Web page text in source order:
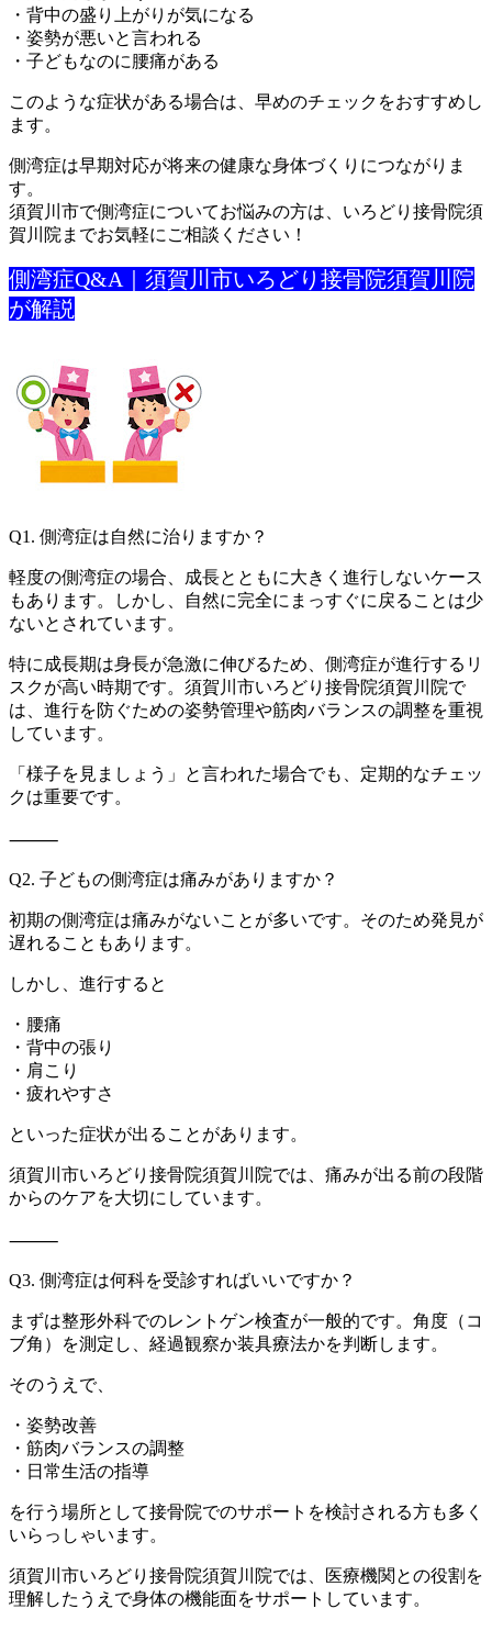
・背中の盛り上がりが気になる
・姿勢が悪いと言われる
・子どもなのに腰痛がある
このような症状がある場合は、早めのチェックをおすすめし
ます。
側湾症は早期対応が将来の健康な身体づくりにつながりま
す。
須賀川市で側湾症についてお悩みの方は、いろどり接骨院須
賀川院 までお気軽にご相談ください！
側湾症Q&A｜須賀川市いろどり接骨院須賀川院
が解説
Q1. 側湾症は自然に治りますか？
軽度の側湾症の場合、成長とともに大きく進行しないケース
もあり ます。しかし、自然に完全にまっすぐに戻ることは少
ないとされています。
特に成長期は身長が急激に伸びるため、側湾症が進行するリ
スクが高い時期です。須賀川市いろどり接骨院須賀川院で
は、進行を防ぐための姿勢管理や筋肉バランスの調整を重視
しています。
「様子を見ましょう」と言われた場合でも、定期的なチェッ
クは重要です。
⸻
Q2. 子どもの側湾症は痛みがありますか？
初期の側湾症は痛みがないことが多いです。そのため発見が
遅れる こともあります。
しかし、進行すると
・腰痛
・背中の張り
・肩こり
・疲れやすさ
といった症状が出ることがあります。
須賀川市いろどり接骨院須賀川院では、痛みが出る前の段階
からのケアを大切にしています。
⸻
Q3. 側湾症は何科を受診すればいいですか？
まずは整形外科でのレントゲン検査が一般的です。角度（コ
ブ角）
を測定し、経過観察か装具療法かを判断します。
そのうえで、
・姿勢改善
・筋肉バランスの調整
・日常生活の指導
を行う場所として接骨院でのサポートを検討される方も多く
いらっ しゃいます。
須賀川市いろどり接骨院須賀川院では、医療機関との役割を
理解したうえで身体の機能面をサポートしています。